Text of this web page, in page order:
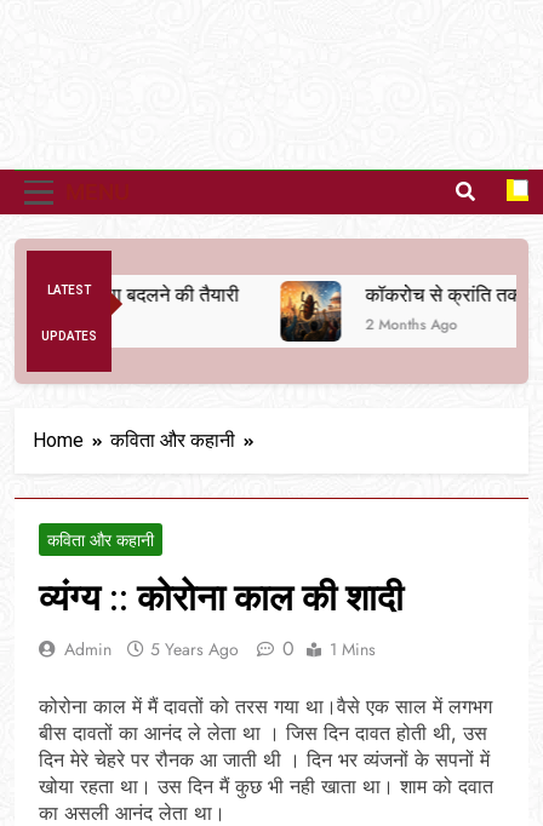
LATEST
UPDATES
व्यवस्था बदलने की तैयारी कॉकरोच से क्रांति तक
2 Months Ago
Home कविता और कहानी
कविता और कहानी
व्यंग्य :: कोरोना काल की शादी
Admin 5 Years Ago 0 1 Mins
कोरोना काल में मैं दावतों को तरस गया था।वैसे एक साल में लगभग
बीस दावतों का आनंद ले लेता था । जिस दिन दावत होती थी, उस
दिन मेरे चेहरे पर रौनक आ जाती थी । दिन भर व्यंजनों के सपनों में
खोया रहता था। उस दिन मैं कुछ भी नही खाता था। शाम को दवात
का असली आनंद लेता था।